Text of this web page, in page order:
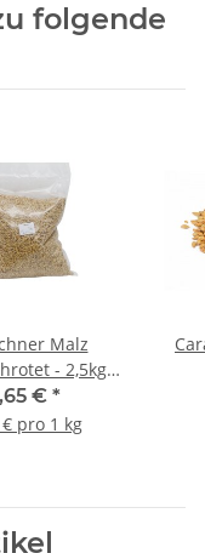
folgende
Malz
- 2,5kg
€ *
pro 1 kg